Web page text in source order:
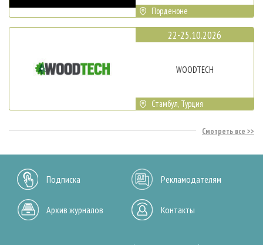
Порденоне
22-25.10.2026
WOODTECH
Стамбул, Турция
Смотреть все
Подписка Рекламодателям
Архив журналов Контакты